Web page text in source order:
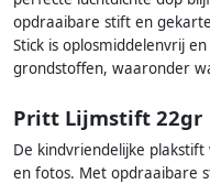
opdraaibare stift en
Stick is oplosmiddelenvrij
grondstoffen, waaronder
Pritt Lijmstift 22gr
De kindvriendelijke
en fotos. Met opdraaibare